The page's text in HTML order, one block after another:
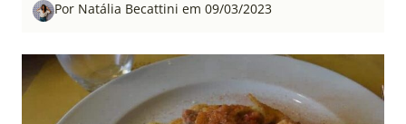
Por Natália Becattini em 09/03/2023